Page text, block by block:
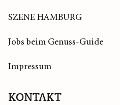
SZENE HAMBURG
Jobs beim Genuss-Guide
Impressum
KONTAKT